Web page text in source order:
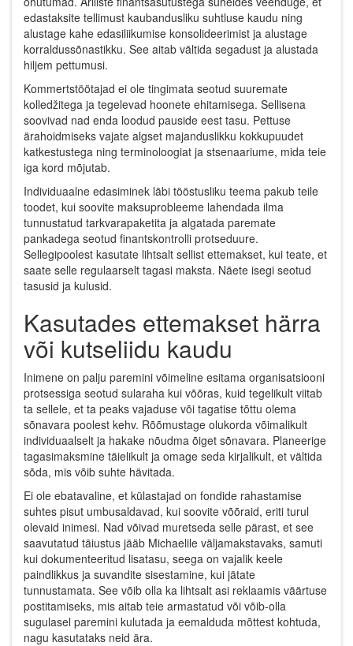
edastaksite tellimust kaubandusliku suhtluse kaudu ning
alustage kahe edasiliikumise konsolideerimist ja alustage
korraldussõnastikku. See aitab vältida segadust ja alustada
hiljem pettumusi.
Kommertstöötajad ei ole tingimata seotud suuremate
kolledžitega ja tegelevad hoonete ehitamisega. Sellisena
soovivad nad enda loodud pauside eest tasu. Pettuse
ärahoidmiseks vajate algset majanduslikku kokkupuudet
katkestustega ning terminoloogiat ja stsenaariume, mida teie
iga kord mõjutab.
Individuaalne edasiminek läbi tööstusliku teema pakub teile
toodet, kui soovite maksuprobleeme lahendada ilma
tunnustatud tarkvarapaketita ja algatada paremate
pankadega seotud finantskontrolli protseduure.
Sellegipoolest kasutate lihtsalt sellist ettemakset, kui teate, et
saate selle regulaarselt tagasi maksta. Näete isegi seotud
tasusid ja kulusid.
Kasutades ettemakset härra
või kutseliidu kaudu
Inimene on palju paremini võimeline esitama organisatsiooni
protsessiga seotud sularaha kui võõras, kuid tegelikult viitab
ta sellele, et ta peaks vajaduse või tagatise tõttu olema
sõnavara poolest kehv. Rõõmustage olukorda võimalikult
individuaalselt ja hakake nõudma õiget sõnavara. Planeerige
tagasimaksmine täielikult ja omage seda kirjalikult, et vältida
sõda, mis võib suhte hävitada.
Ei ole ebatavaline, et külastajad on fondide rahastamise
suhtes pisut umbusaldavad, kui soovite võõraid, eriti turul
olevaid inimesi. Nad võivad muretseda selle pärast, et see
saavutatud täiustus jääb Michaelile väljamakstavaks, samuti
kui dokumenteeritud lisatasu, seega on vajalik keele
paindlikkus ja suvandite sisestamine, kui jätate
tunnustamata. See võib olla ka lihtsalt asi reklaamis väärtuse
postitamiseks, mis aitab teie armastatud või võib-olla
sugulasel paremini kulutada ja eemalduda mõttest kohtuda,
nagu kasutataks neid ära.